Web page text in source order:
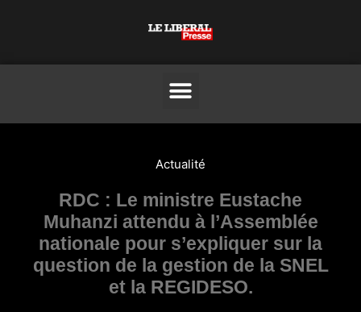
Actualité
RDC : Le ministre Eustache
Muhanzi attendu à l’Assemblée
nationale pour s’expliquer sur la
question de la gestion de la SNEL
et la REGIDESO.